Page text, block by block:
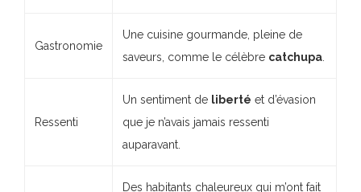
Gastronomie
Une cuisine gourmande, pleine de
saveurs, comme le célèbre catchupa.
Ressenti
Un sentiment de liberté et d’évasion
que je n’avais jamais ressenti
auparavant.
Des habitants chaleureux qui m’ont fait